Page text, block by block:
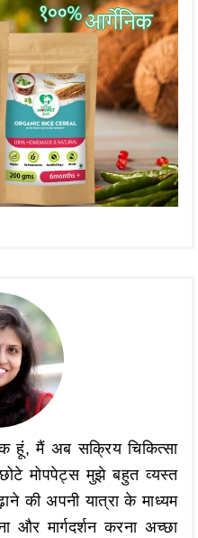
हूं, मैं अब सक्रिय चिकित्सा
छोटे मोपपेट्स मुझे बहुत व्यस्त
की अपनी यात्रा के माध्यम
और मार्गदर्शन करना अच्छा